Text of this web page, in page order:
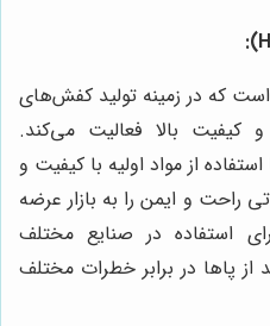
که در زمینه تولید کفش‌های
کیفیت بالا فعالیت می‌کند.
از مواد اولیه با کیفیت و
راحت و ایمن را به بازار عرضه
استفاده در صنایع مختلف
پاها در برابر خطرات مختلف